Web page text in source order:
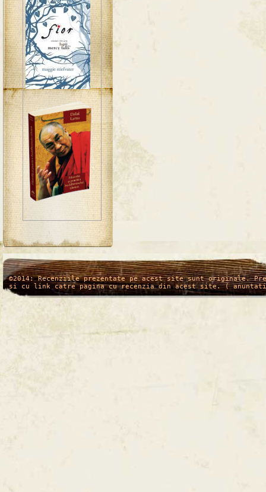
/* */
©2014: Recenziile prezentate pe acest site sunt originale.
si cu link catre pagina cu recenzia din acest site. (